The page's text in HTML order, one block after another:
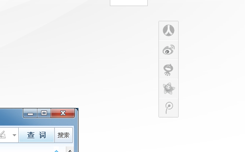
renren
sina
网易
开心